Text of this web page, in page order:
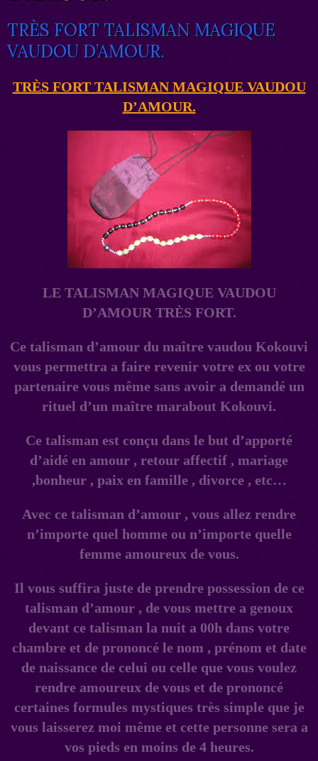
TRÈS FORT TALISMAN MAGIQUE
VAUDOU D’AMOUR.
TRÈS FORT TALISMAN MAGIQUE VAUDOU
D’AMOUR.
LE TALISMAN MAGIQUE VAUDOU
D’AMOUR TRÈS FORT.
Ce talisman d’amour du maître vaudou Kokouvi
vous permettra a faire revenir votre ex ou votre
partenaire vous même sans avoir a demandé un
rituel d’un maître marabout Kokouvi.
Ce talisman est conçu dans le but d’apporté
d’aidé en amour , retour affectif , mariage
,bonheur , paix en famille , divorce , etc…
Avec ce talisman d’amour , vous allez rendre
n’importe quel homme ou n’importe quelle
femme amoureux de vous.
Il vous suffira juste de prendre possession de ce
talisman d’amour , de vous mettre a genoux
devant ce talisman la nuit a 00h dans votre
chambre et de prononcé le nom , prénom et date
de naissance de celui ou celle que vous voulez
rendre amoureux de vous et de prononcé
certaines formules mystiques très simple que je
vous laisserez moi même et cette personne sera a
vos pieds en moins de 4 heures.